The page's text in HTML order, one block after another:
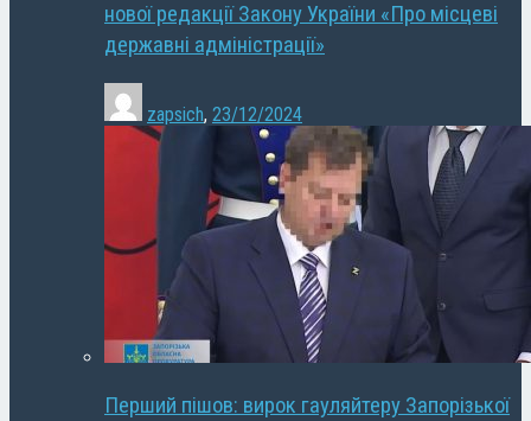
нової редакції Закону України «Про місцеві
державні адміністрації»
zapsich, 23/12/2024
Перший пішов: вирок гауляйтеру Запорізької